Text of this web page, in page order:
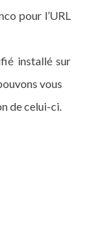
pour l’URL
installé sur
vous
de celui-ci.